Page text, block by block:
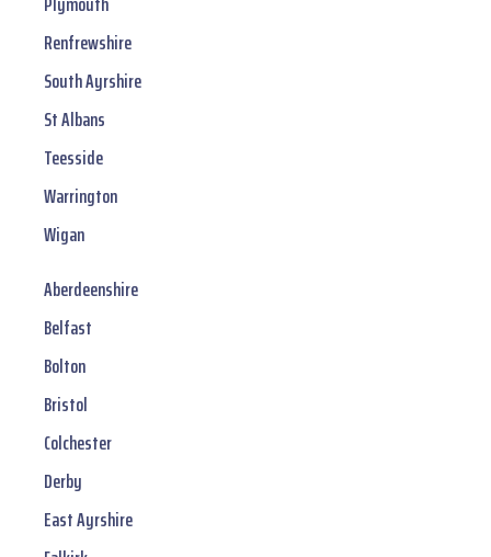
Renfrewshire
South Ayrshire
St Albans
Teesside
Warrington
Wigan
Aberdeenshire
Belfast
Bolton
Bristol
Colchester
Derby
East Ayrshire